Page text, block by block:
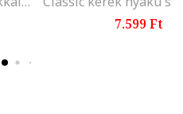
7.599 Ft